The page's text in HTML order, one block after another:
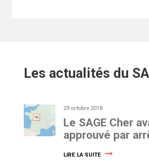
Les actualités du
29 octobre 2018
Le SAGE Cher
approuvé par
LIRE LA SUITE